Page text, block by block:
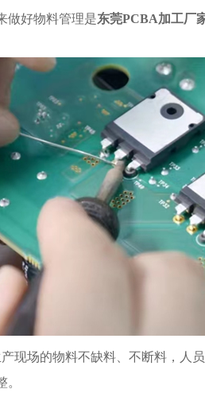
做好物料管理是东莞PCBA加工厂
现场的物料不缺料、不断料，人